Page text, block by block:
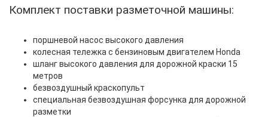
Комплект поставки разметочной машины:
поршневой насос высокого давления
колесная тележка с бензиновым двигателем Honda
шланг высокого давления для дорожной краски 15
метров
безвоздушный краскопульт
специальная безвоздушная форсунка для дорожной
разметки